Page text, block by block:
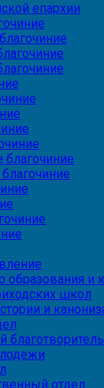
епархии
благочиние
образования и
школ
и
отдел